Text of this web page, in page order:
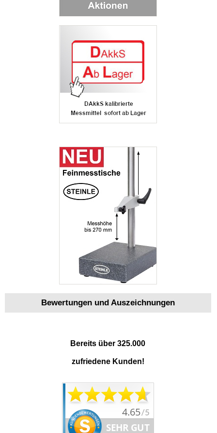
Bewertungen und Auszeichnungen
Bereits über 325.000
zufriedene Kunden!